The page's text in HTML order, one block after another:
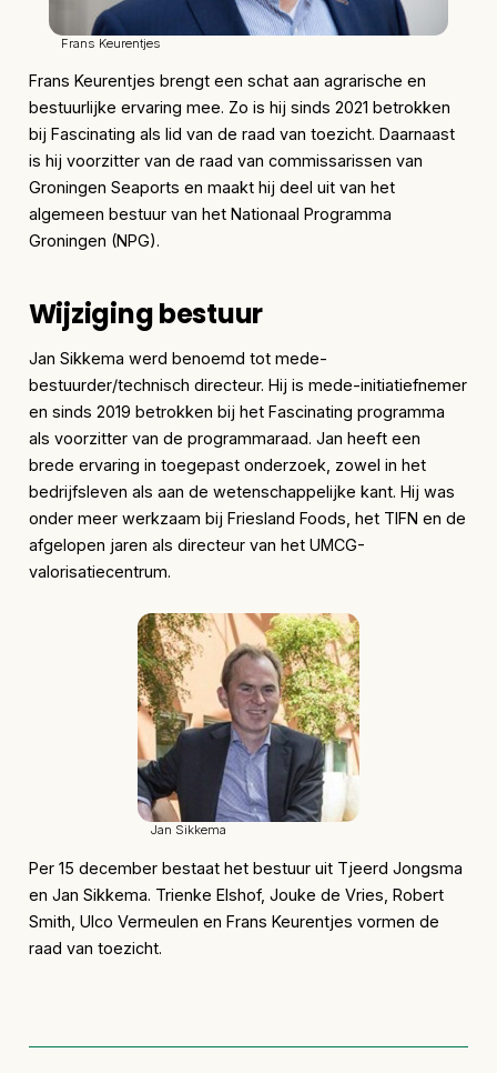
Frans Keurentjes
Frans Keurentjes brengt een schat aan agrarische en
bestuurlijke ervaring mee. Zo is hij sinds 2021 betrokken
bij Fascinating als lid van de raad van toezicht. Daarnaast
is hij voorzitter van de raad van commissarissen van
Groningen Seaports en maakt hij deel uit van het
algemeen bestuur van het Nationaal Programma
Groningen (NPG).
Wijziging bestuur
Jan Sikkema werd benoemd tot mede-
bestuurder/technisch directeur. Hij is mede-initiatiefnemer
en sinds 2019 betrokken bij het Fascinating programma
als voorzitter van de programmaraad. Jan heeft een
brede ervaring in toegepast onderzoek, zowel in het
bedrijfsleven als aan de wetenschappelijke kant. Hij was
onder meer werkzaam bij Friesland Foods, het TIFN en de
afgelopen jaren als directeur van het UMCG-
valorisatiecentrum.
Jan Sikkema
Per 15 december bestaat het bestuur uit Tjeerd Jongsma
en Jan Sikkema. Trienke Elshof, Jouke de Vries, Robert
Smith, Ulco Vermeulen en Frans Keurentjes vormen de
raad van toezicht.